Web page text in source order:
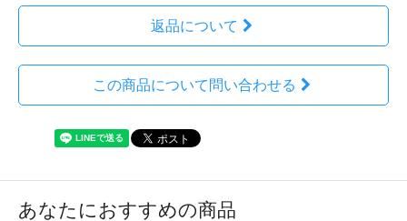
返品について
この商品について問い合わせる
あなたにおすすめの商品